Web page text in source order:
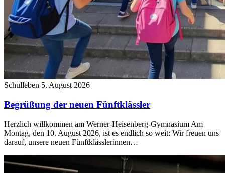
Schulleben 5. August 2026
Begrüßung der neuen Fünftklässler
Herzlich willkommen am Werner-Heisenberg-Gymnasium Am
Montag, den 10. August 2026, ist es endlich so weit: Wir freuen uns
darauf, unsere neuen Fünftklässlerinnen…